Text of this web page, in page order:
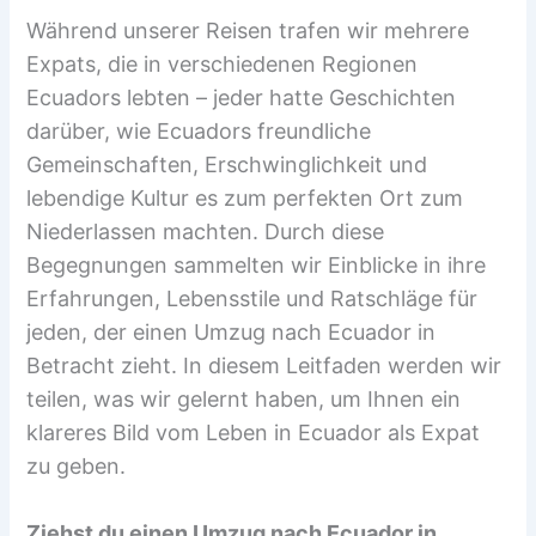
Während unserer Reisen trafen wir mehrere
Expats, die in verschiedenen Regionen
Ecuadors lebten – jeder hatte Geschichten
darüber, wie Ecuadors freundliche
Gemeinschaften, Erschwinglichkeit und
lebendige Kultur es zum perfekten Ort zum
Niederlassen machten. Durch diese
Begegnungen sammelten wir Einblicke in ihre
Erfahrungen, Lebensstile und Ratschläge für
jeden, der einen Umzug nach Ecuador in
Betracht zieht. In diesem Leitfaden werden wir
teilen, was wir gelernt haben, um Ihnen ein
klareres Bild vom Leben in Ecuador als Expat
zu geben.